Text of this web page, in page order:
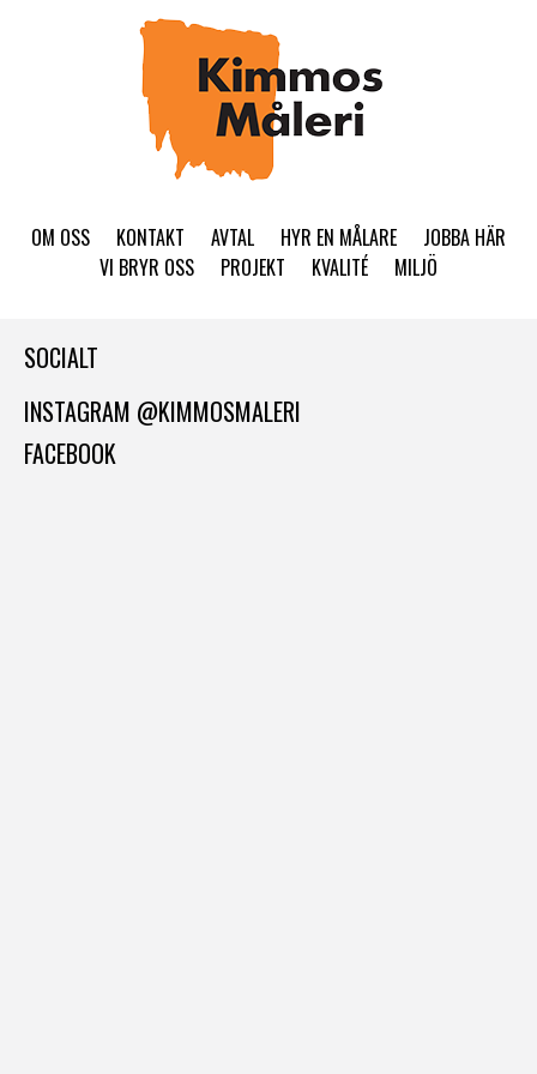
OM OSS KONTAKT AVTAL HYR EN MÅLARE
JOBBA HÄR
VI BRYR OSS
PROJEKT KVALITÉ MILJÖ
SOCIALT
INSTAGRAM @KIMMOSMALERI
FACEBOOK